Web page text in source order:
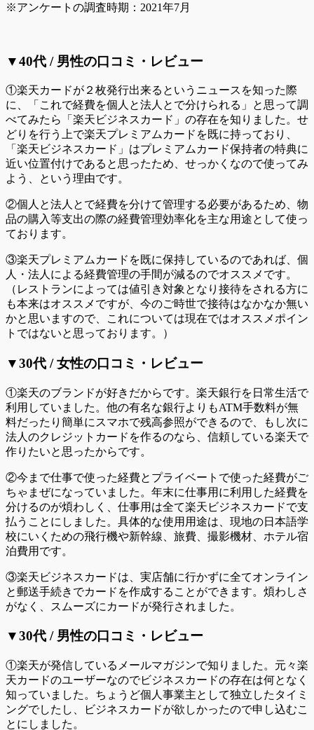
※アンケートの調査時期：2021年7月
▼40代 / 男性の口コミ・レビュー
①楽天カードが２枚発行出来るというニュースを知った際
に、「これで経費を個人と法人とで分けられる」と思って調
べてみたら「楽天ビジネスカード」の存在を知りました。せ
どりを行う上で楽天プレミアムカードを既に持っており、
「楽天ビジネスカード」はプレミアムカード保持者の特典に
近い位置付けであると思ったため、せっかくなので使ってみ
よう、という理由です。
②個人と法人とで経費を分けて管理する必要があるため、物
品の購入等支出の際の経費管理効率化を主な用途として使っ
ております。
③楽天プレミアムカードを既に保持しているのであれば、個
人・法人による経費管理の手間が減るのでオススメです。
（レストランによっては値引き対象となり接待をされる方に
も本来はオススメですが、今のご時世で接待はなかなか無い
かと思いますので、これについては現在ではオススメポイン
トではないと思っております。）
▼30代 / 女性の口コミ・レビュー
①楽天のブランドが好きだからです。楽天銀行を日常生活で
利用していました。他の有名な銀行よりもATM手数料が無
料だったり簡単にスマホで残高参照ができるので、もし次に
法人のクレジットカードを作るのなら、信頼している楽天で
作りたいと思ったからです。
②今まで仕事で使った経費とプライベートで使った経費がご
ちゃまぜになっていました。年末に仕事用に利用した経費を
分けるのが煩わしく、仕事用は全て楽天ビジネスカードで支
払うことにしました。具体的な使用用途は、現地の日本語学
校にいくための飛行機や新幹線、旅費、撮影機材、ホテル宿
泊費用です。
③楽天ビジネスカードは、実店舗に行かずに全てオンライン
と郵送手続きでカードを作成することができます。煩わしさ
がなく、スムーズにカードが発行されました。
▼30代 / 男性の口コミ・レビュー
①楽天が発信しているメールマガジンで知りました。元々楽
天カードのユーザーなのでビジネスカードの存在は何となく
知っていました。ちょうど個人事業主として独立したタイミ
ングでしたし、ビジネスカードが欲しかったので申し込むこ
とにしました。